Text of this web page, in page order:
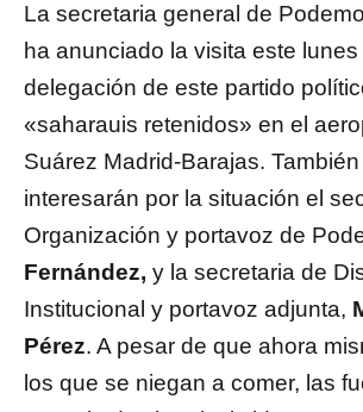
La secretaria general de
ha anunciado la visita este
delegación de este partido
«saharauis retenidos» en el
Suárez Madrid-Barajas.
interesarán por la situación el
Organización y portavoz de
Fernández, y la secretaria de
Institucional y portavoz adjunta,
Pérez. A pesar de que ahora
los que se niegan a comer, las